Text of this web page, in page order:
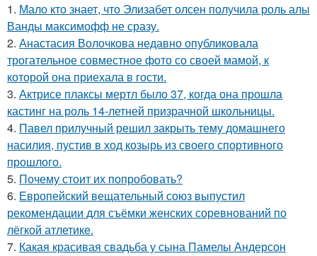
1. Мало кто знает, что Элизабет олсен получила роль алы
Ванды максимофф не сразу.
2. Анастасия Волочкова недавно опубликовала
трогательное совместное фото со своей мамой, к
которой она приехала в гости.
3. Актрисе плаксы мертл было 37, когда она прошла
кастинг на роль 14-летней призрачной школьницы.
4. Павел прилучный решил закрыть тему домашнего
насилия, пустив в ход козырь из своего спортивного
прошлого.
5. Почему стоит их попробовать?
6. Европейский вещательный союз выпустил
рекомендации для съёмки женских соревнований по
лёгкой атлетике.
7. Какая красивая свадьба у сына Памелы Андерсон